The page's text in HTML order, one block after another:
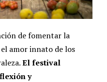
de fomentar la
amor innato de los
El festival
y